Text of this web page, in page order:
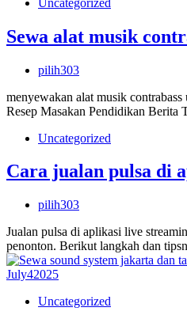
Sewa alat musik
pilih303
menyewakan alat musik
Resep Masakan Pendidikan Berita
Uncategorized
Cara jualan pulsa di
pilih303
Jualan pulsa di aplikasi live
penonton. Berikut langkah dan
July42025
Uncategorized